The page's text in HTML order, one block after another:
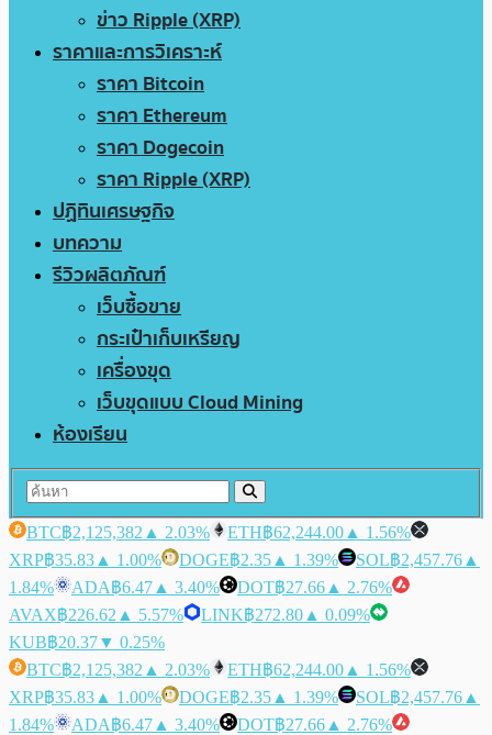
ข่าว Ripple (XRP)
ราคาและการวิเคราะห์
ราคา Bitcoin
ราคา Ethereum
ราคา Dogecoin
ราคา Ripple (XRP)
ปฏิทินเศรษฐกิจ
บทความ
รีวิวผลิตภัณฑ์
เว็บซื้อขาย
กระเป๋าเก็บเหรียญ
เครื่องขุด
เว็บขุดแบบ Cloud Mining
ห้องเรียน
BTC฿2,125,382 ▲ 2.03% ETH฿62,244.00 ▲ 1.56%
XRP฿35.83 ▲ 1.00% DOGE฿2.35 ▲ 1.39% SOL฿2,457.76 ▲
1.84%
ADA฿6.47 ▲ 3.40% DOT฿27.66 ▲ 2.76%
AVAX฿226.62 ▲ 5.57% LINK฿272.80 ▲ 0.09%
KUB฿20.37▼ 0.25%
BTC฿2,125,382 ▲ 2.03% ETH฿62,244.00 ▲ 1.56%
XRP฿35.83 ▲ 1.00% DOGE฿2.35 ▲ 1.39% SOL฿2,457.76 ▲
1.84%
ADA฿6.47 ▲ 3.40% DOT฿27.66 ▲ 2.76%